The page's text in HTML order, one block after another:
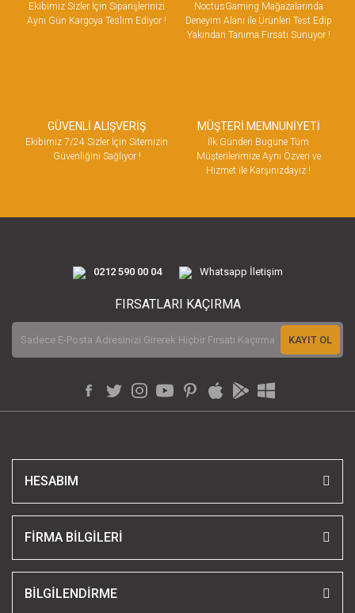
Ekibimiz Sizler İçin Siparişlerinizi
Aynı Gün Kargoya Teslim Ediyor !
NoctusGaming Mağazalarında
Deneyim Alanı ile Ürünleri Test Edip
Yakından Tanıma Fırsatı Sunuyor !
GÜVENLİ ALIŞVERİŞ
Ekibimiz 7/24 Sizler İçin Sitemizin
Güvenliğini Sağlıyor !
MÜŞTERİ MEMNUNİYETİ
İlk Günden Bugüne Tüm
Müşterilerimize Aynı Özveri ve
Hizmet ile Karşınızdayız !
0212 590 00 04 Whatsapp İletişim
FIRSATLARI KAÇIRMA
KAYIT OL
HESABIM
FİRMA BİLGİLERİ
BİLGİLENDİRME